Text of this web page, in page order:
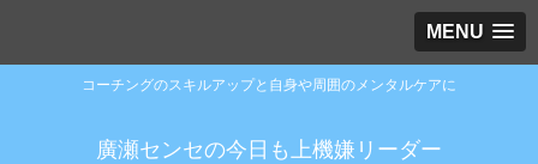
MENU
コーチングのスキルアップと自身や周囲のメンタルケアに
廣瀬センセの今日も上機嫌リーダー